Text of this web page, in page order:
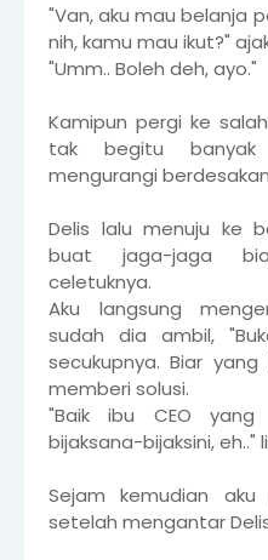
"Van, aku mau belanja
nih, kamu mau ikut?"
"Umm.. Boleh deh, ayo."
Kamipun pergi ke
tak begitu banyak
mengurangi
Delis lalu menuju ke
buat jaga-jaga
celetuknya.
Aku langsung
sudah dia ambil,
secukupnya. Biar
memberi solusi.
"Baik ibu CEO
bijaksana-bijaksini, eh.."
Sejam kemudian
setelah mengantar